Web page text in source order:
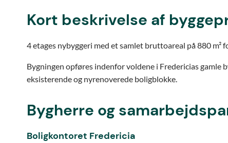
Kort beskrivelse af
4 etages nybyggeri med et samlet bruttoareal på 880 m²
Bygningen opføres indenfor voldene i Fredericias
eksisterende og nyrenoverede boligblokke.
Bygherre og
Boligkontoret Fredericia